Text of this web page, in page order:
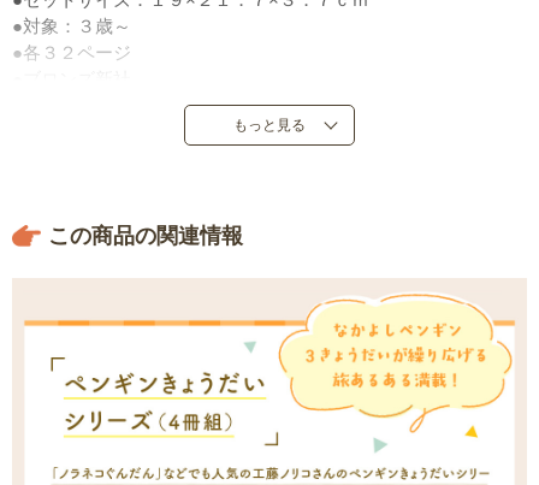
●対象：３歳～
●各３２ページ
●定価：５，７２０円（税込）
●２００７年５月～２０１５年１月発売
もっと見る
この商品の関連情報